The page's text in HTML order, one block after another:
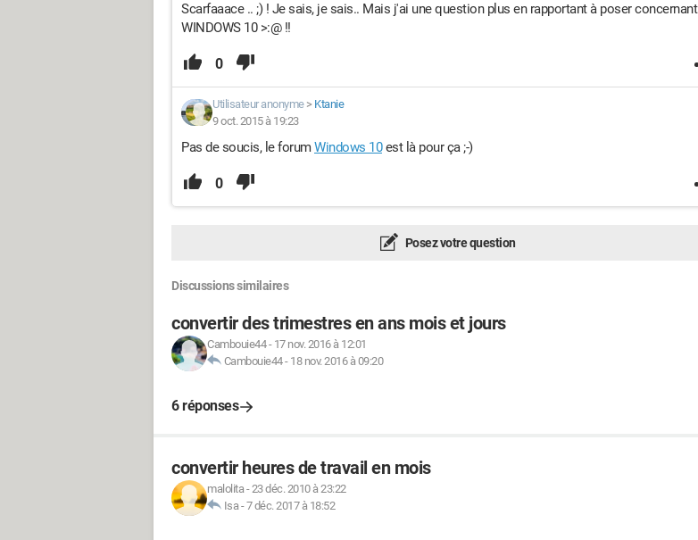
Scarfaaace .. ;) ! Je sais, je sais.. Mais j'ai une question plus en rapportant à poser concernant
WINDOWS 10 >:@ !!
0
Utilisateur anonyme> Ktanie
9 oct. 2015 à 19:23
Pas de soucis, le forumWindows 10est là pour ça ;-)
0
Posez votre question
Discussions similaires
convertir des trimestres en ans mois et jours
Cambouie44- 17 nov. 2016 à 12:01
Cambouie44- 18 nov. 2016 à 09:20
6 réponses
convertir heures de travail en mois
malolita-23 déc. 2010 à 23:22
Isa-7 déc. 2017 à 18:52